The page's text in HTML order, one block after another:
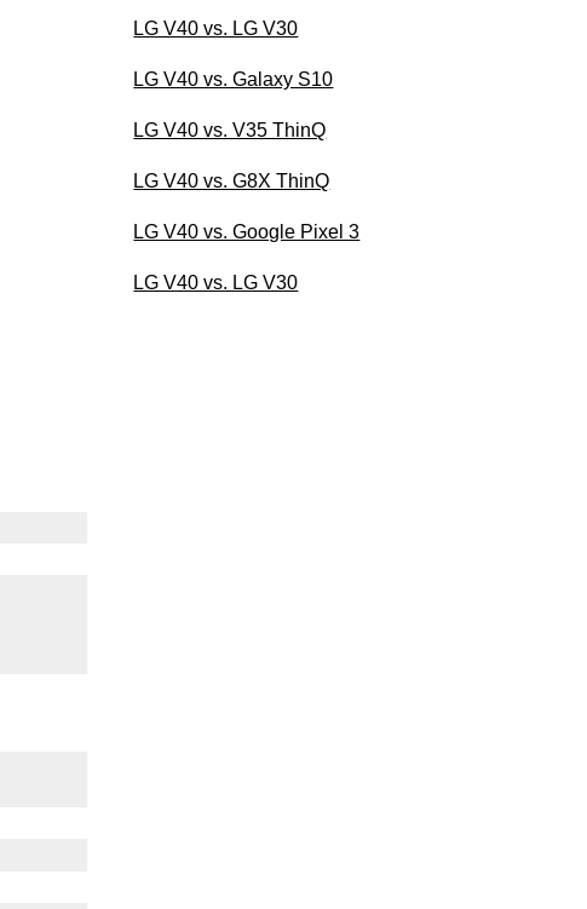
LG V40 vs. LG V30
LG V40 vs. Galaxy S10
LG V40 vs. V35 ThinQ
LG V40 vs. G8X ThinQ
LG V40 vs. Google Pixel 3
LG V40 vs. LG V30